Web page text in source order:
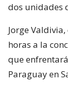
dos unidades
Jorge
horas a la
que
Paraguay en